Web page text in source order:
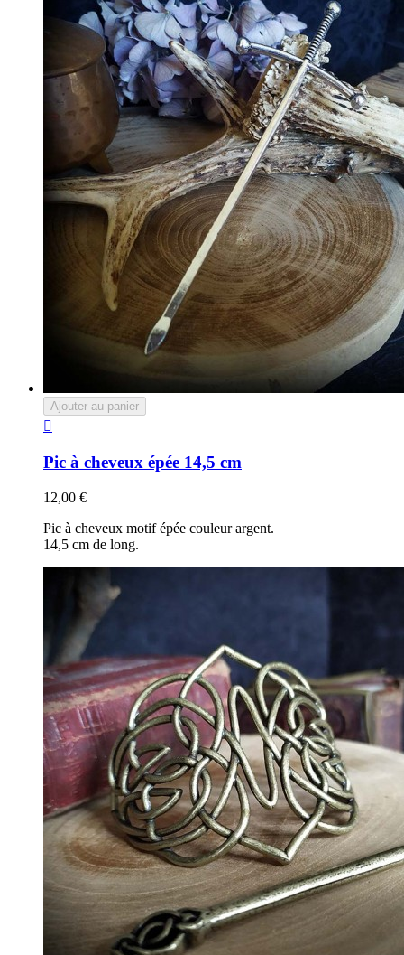
Ajouter au panier

Pic à cheveux épée 14,5 cm
12,00 €
Pic à cheveux motif épée couleur argent.
14,5 cm de long.